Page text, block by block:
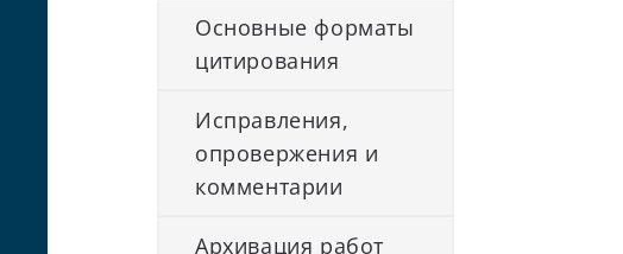
Основные форматы
цитирования
Исправления,
опровержения и
комментарии
Архивация работ